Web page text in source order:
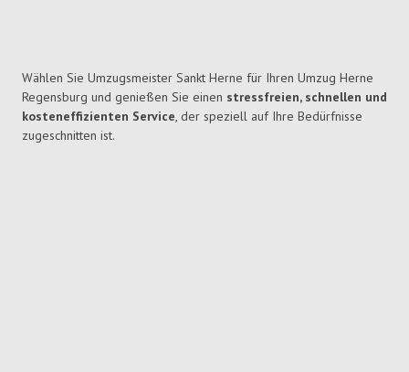
Wählen Sie Umzugsmeister Sankt Herne für Ihren Umzug Herne
Regensburg und genießen Sie einen stressfreien, schnellen und
kosteneffizienten Service, der speziell auf Ihre Bedürfnisse
zugeschnitten ist.